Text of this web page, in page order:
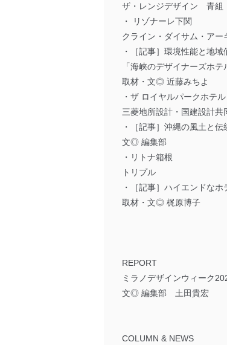
ザ・レンジデザイン 青
・ リゾナーレ下関
クライン・ダイサム・ア
・［記事］環境性能と地
「海峡のデザイナーズホ
取材・文◎ 近藤みちよ
・ザ ロイヤルパークホテ
三菱地所設計・国建設計
・［記事］沖縄の風土と
文◎ 編集部
・リトナ箱根
トリプル
・［記事］ハイエンドな
取材・文◎ 梶原博子
REPORT
ミラノデザインウィーク
文◎ 編集部 土田貴宏
COLUMN & NEWS